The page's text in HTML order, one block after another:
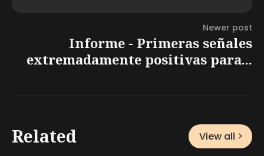
Newer post
Informe - Primeras señales
extremadamente positivas para...
Related View all